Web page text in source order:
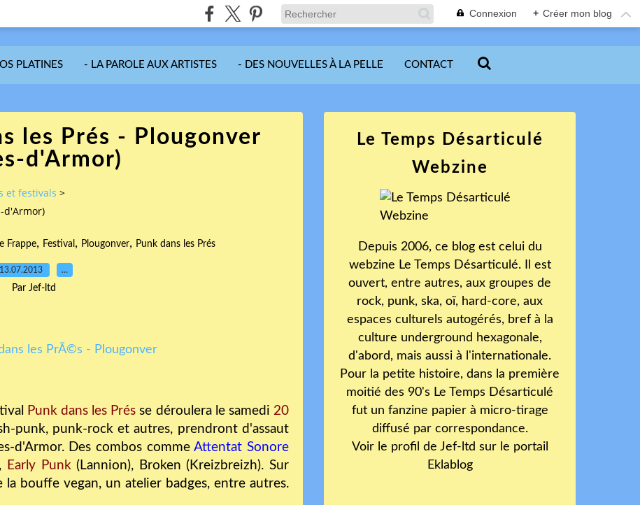
Connexion + Créer mon blog
PLATINES - LA PAROLE AUX ARTISTES - DES NOUVELLES À LA PELLE CONTACT
les Prés - Plougonver
d'Armor)
et festivals >
d'Armor)
Frappe, Festival , Plougonver, Punk dans les Prés
13.07.2013 …
Par Jef-ltd
Punk dans les Prés se déroulera le samedi 20
punk, punk-rock et autres, prendront d'assaut
d'Armor. Des combos commeAttentat Sonore
Early Punk(Lannion), Broken (Kreizbreizh). Sur
bouffe vegan, un atelier badges, entre autres.
Le Temps Désarticulé
Webzine
Depuis 2006, ce blog est celui du
webzine Le Temps Désarticulé. Il est
ouvert, entre autres, aux groupes de
rock, punk, ska, oï, hard-core, aux
espaces culturels autogérés, bref à la
culture underground hexagonale,
d'abord, mais aussi à l'internationale.
Pour la petite histoire, dans la première
moitié des 90's Le Temps Désarticulé
fut un fanzine papier à micro-tirage
diffusé par correspondance.
Voir le profil de Jef-ltd sur le portail
Eklablog